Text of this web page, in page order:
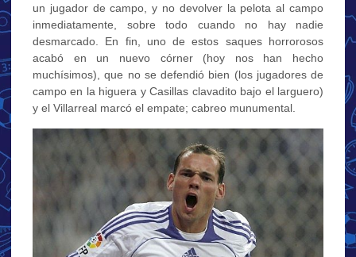
un jugador de campo, y no devolver la pelota al campo
inmediatamente, sobre todo cuando no hay nadie
desmarcado. En fin, uno de estos saques horrorosos
acabó en un nuevo córner (hoy nos han hecho
muchísimos), que no se defendió bien (los jugadores de
campo en la higuera y Casillas clavadito bajo el larguero)
y el Villarreal marcó el empate; cabreo munumental.